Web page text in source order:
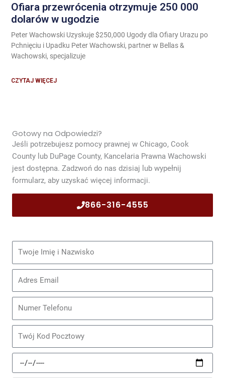
Ofiara przewrócenia otrzymuje 250 000
dolarów w ugodzie
Peter Wachowski Uzyskuje $250,000 Ugody dla Ofiary Urazu po
Pchnięciu i Upadku Peter Wachowski, partner w Bellas &
Wachowski, specjalizuje
CZYTAJ WIĘCEJ
Gotowy na Odpowiedzi?
Jeśli potrzebujesz pomocy prawnej w Chicago, Cook
County lub DuPage County, Kancelaria Prawna Wachowski
jest dostępna. Zadzwoń do nas dzisiaj lub wypełnij
formularz, aby uzyskać więcej informacji.
866-316-4555
Imię
nazwisko
Telefon
Pocztowy
Data
Zdarzenia